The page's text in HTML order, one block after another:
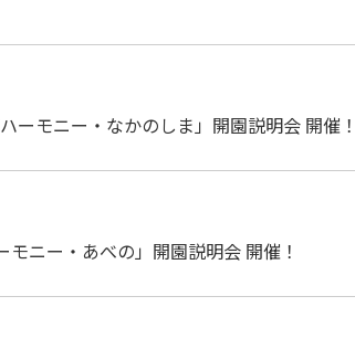
ーモニー・なかのしま」開園説明会 開催
ニー・あべの」開園説明会 開催！